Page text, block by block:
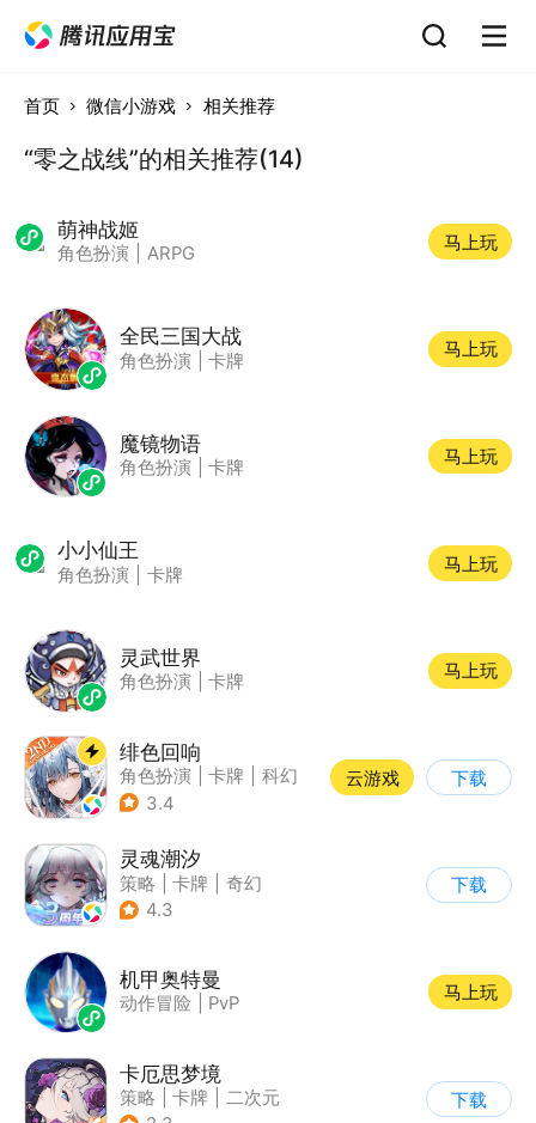
首页 微信小游戏 相关推荐
“零之战线”的相关推荐(14)
萌神战姬
角色扮演 ARPG
马上玩
全民三国大战
角色扮演 卡牌
马上玩
魔镜物语
角色扮演 卡牌
马上玩
小小仙王
角色扮演 卡牌
马上玩
灵武世界
角色扮演 卡牌
马上玩
绯色回响
角色扮演 卡牌
科幻
| 美少女
3.4
云游戏 下载
灵魂潮汐
策略 卡牌
奇幻
| 美少女
4.3
下载
机甲奥特曼
动作冒险 PvP
马上玩
卡厄思梦境
策略 卡牌
二次元
下载